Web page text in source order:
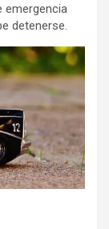
emergencia
detenerse.